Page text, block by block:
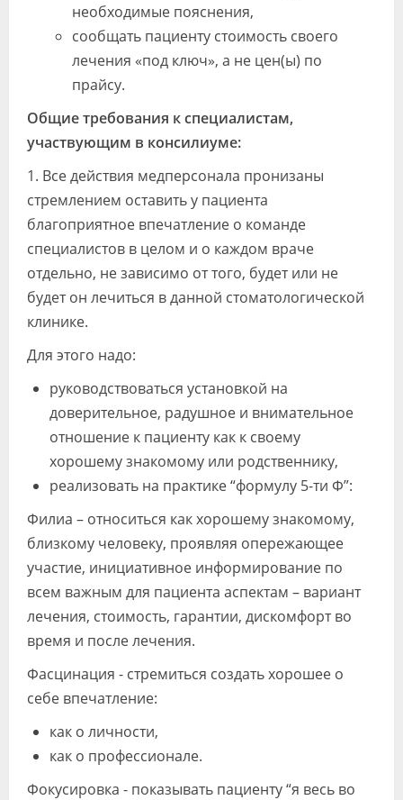
необходимые пояснения,
сообщать пациенту стоимость своего
лечения «под ключ», а не цен(ы) по
прайсу.
Общие требования к специалистам,
участвующим в консилиуме:
1. Все действия медперсонала пронизаны
стремлением оставить у пациента
благоприятное впечатление о команде
специалистов в целом и о каждом враче
отдельно, не зависимо от того, будет или не
будет он лечиться в данной стоматологической
клинике.
Для этого надо:
руководствоваться установкой на
доверительное, радушное и внимательное
отношение к пациенту как к своему
хорошему знакомому или родственнику,
реализовать на практике “формулу 5-ти Ф”:
Филиа – относиться как хорошему знакомому,
близкому человеку, проявляя опережающее
участие, инициативное информирование по
всем важным для пациента аспектам – вариант
лечения, стоимость, гарантии, дискомфорт во
время и после лечения.
Фасцинация - стремиться создать хорошее о
себе впечатление:
как о личности,
как о профессионале.
Фокусировка - показывать пациенту “я весь во